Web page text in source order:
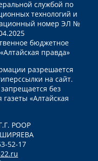
службой по
технологий и
номер ЭЛ №
бюджетное
правда»
разрешается
на сайт.
без
«Алтайская
РООР
ШИРЯЕВА
52-17